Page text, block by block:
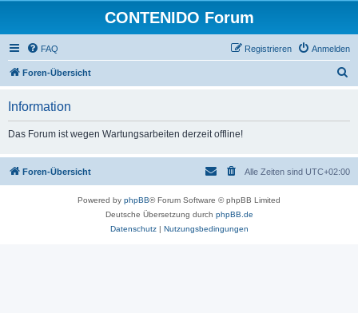
CONTENIDO Forum
FAQ Anmelden
Registrieren
Foren-Übersicht
Information
Das Forum ist wegen Wartungsarbeiten derzeit offline!
Foren-Übersicht Alle Zeiten sind UTC+02:00
Powered by phpBB® Forum Software © phpBB Limited
Deutsche Übersetzung durch phpBB.de
Datenschutz| Nutzungsbedingungen